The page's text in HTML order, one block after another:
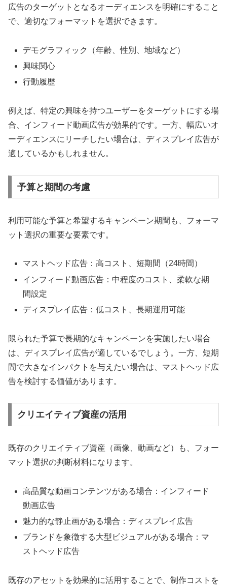
広告のターゲットとなるオーディエンスを明確にすること
で、適切なフォーマットを選択できます。
デモグラフィック（年齢、性別、地域など）
興味関心
行動履歴
例えば、特定の興味を持つユーザーをターゲットにする場
合、インフィード動画広告が効果的です。一方、幅広いオ
ーディエンスにリーチしたい場合は、ディスプレイ広告が
適しているかもしれません。
予算と期間の考慮
利用可能な予算と希望するキャンペーン期間も、フォーマ
ット選択の重要な要素です。
マストヘッド広告：高コスト、短期間（24時間）
インフィード動画広告：中程度のコスト、柔軟な期
間設定
ディスプレイ広告：低コスト、長期運用可能
限られた予算で長期的なキャンペーンを実施したい場合
は、ディスプレイ広告が適しているでしょう。一方、短期
間で大きなインパクトを与えたい場合は、マストヘッド広
告を検討する価値があります。
クリエイティブ資産の活用
既存のクリエイティブ資産（画像、動画など）も、フォー
マット選択の判断材料になります。
高品質な動画コンテンツがある場合：インフィード
動画広告
魅力的な静止画がある場合：ディスプレイ広告
ブランドを象徴する大型ビジュアルがある場合：マ
ストヘッド広告
既存のアセットを効果的に活用することで、制作コストを